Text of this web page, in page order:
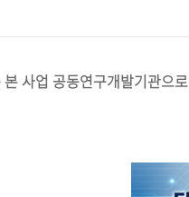
본 사업 공동연구개발기관으